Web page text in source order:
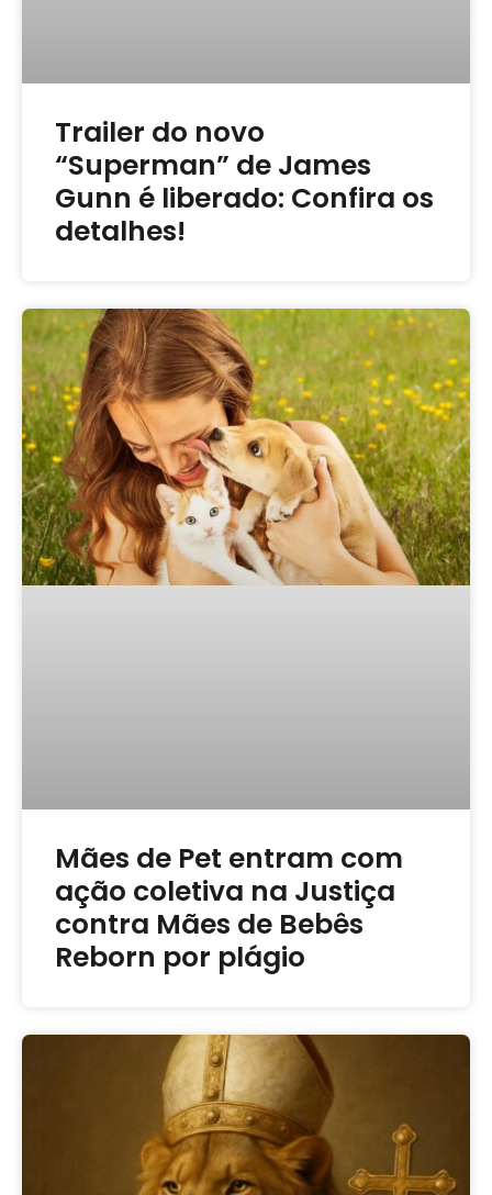
Trailer do novo
“Superman” de James
Gunn é liberado: Confira os
detalhes!
Mães de Pet entram com
ação coletiva na Justiça
contra Mães de Bebês
Reborn por plágio